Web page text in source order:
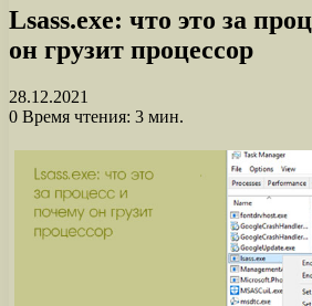
Lsass.exe: что это за
он грузит процессор
28.12.2021
0 Время чтения: 3 мин.